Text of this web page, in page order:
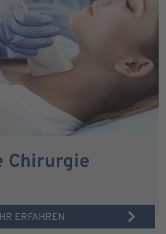
Chirurgie
ERFAHREN